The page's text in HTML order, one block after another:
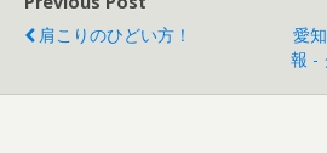
肩こりのひどい方！
愛
報 -